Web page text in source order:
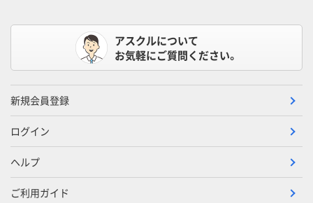
アスクルについて
お気軽にご質問ください。
新規会員登録
ログイン
ヘルプ
ご利用ガイド